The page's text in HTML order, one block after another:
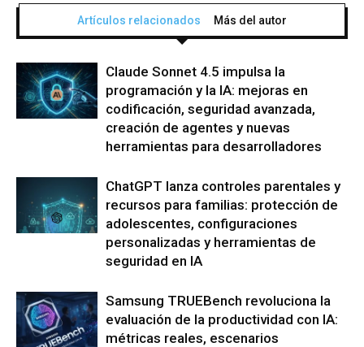
Artículos relacionados Más del autor
Claude Sonnet 4.5 impulsa la
programación y la IA: mejoras en
codificación, seguridad avanzada,
creación de agentes y nuevas
herramientas para desarrolladores
ChatGPT lanza controles parentales y
recursos para familias: protección de
adolescentes, configuraciones
personalizadas y herramientas de
seguridad en IA
Samsung TRUEBench revoluciona la
evaluación de la productividad con IA:
métricas reales, escenarios